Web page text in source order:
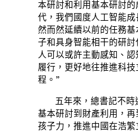
本研討和利用基本研討的
代，我們國度人工智能
然而然延續以前的任務
子和具身智能相干的研
人可以或許主動感知、
履行，更好地往推進科
程。”
五年來，總書記不
基本研討到財產利用，
孩子力，推進中國在浩繁